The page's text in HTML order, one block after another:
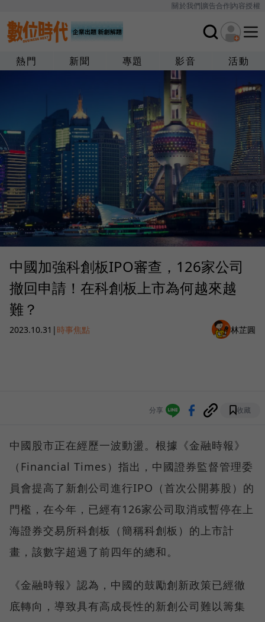
關於我們廣告合作內容授權
熱門 新聞 專題 影音 活動
中國加強科創板IPO審查，126家公司
撤回申請！在科創板上市為何越來越
難？
2023.10.31 | 時事焦點 林芷圓
分享 收藏
中國股市正在經歷一波動盪。根據《金融時報》
（Financial Times）指出，中國證券監督管理委
員會提高了新創公司進行IPO（首次公開募股）的
門檻，在今年，已經有126家公司取消或暫停在上
海證券交易所科創板（簡稱科創板）的上市計
畫，該數字超過了前四年的總和。
《金融時報》認為，中國的鼓勵創新政策已經徹
底轉向，導致具有高成長性的新創公司難以籌集